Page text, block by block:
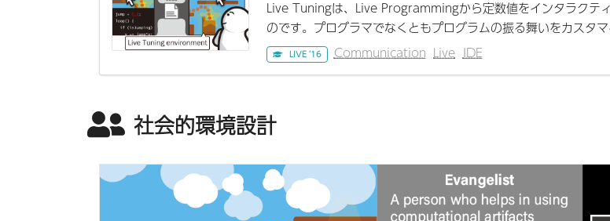
Live Tuningは、Live Programmingから定数値をインタラクテ
のです。プログラマでなくともプログラムの振る舞いをカスタ
LIVE '16 Communication Live IDE
社会的環境設計